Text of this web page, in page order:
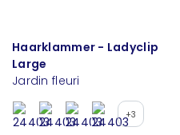
Haarklammer - Ladyclip
Large
Jardin fleuri
+3